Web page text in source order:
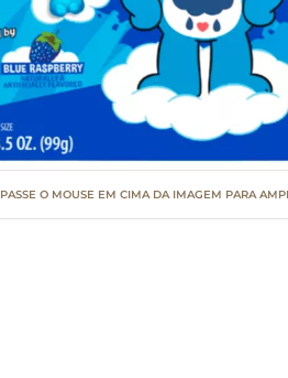
PASSE O MOUSE EM CIMA DA IMAGEM PARA